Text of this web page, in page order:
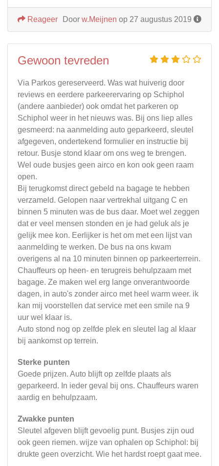
Door w.Meijnen op 27 augustus 2019
Reageer
Gewoon tevreden
Via Parkos gereserveerd. Was wat huiverig door
reviews en eerdere parkeerervaring op Schiphol
(andere aanbieder) ook omdat het parkeren op
Schiphol weer in het nieuws was. Bij ons liep alles
gesmeerd: na aanmelding auto geparkeerd, sleutel
afgegeven, ondertekend formulier en instructie bij
retour. Busje stond klaar om ons weg te brengen.
Wel oude busjes geen airco en kon ook geen raam
open.
Bij terugkomst direct gebeld na bagage te hebben
verzameld. Gelopen naar vertrekhal uitgang C en
binnen 5 minuten was de bus daar. Moet wel zeggen
dat er veel mensen stonden en je had geluk als je
gelijk mee kon. Eerlijker is het om met een lijst van
aanmelding te werken. De bus na ons kwam
overigens al na 10 minuten binnen op parkeerterrein.
Chauffeurs op heen- en terugreis behulpzaam met
bagage. Ze maken wel erg lange onverantwoorde
dagen, in auto's zonder airco met heel warm weer. ik
kan mij voorstellen dat service met een smile na 9
uur wel klaar is.
Auto stond nog op zelfde plek en sleutel lag al klaar
bij aankomst op terrein.
Sterke punten
Goede prijzen. Auto blijft op zelfde plaats als
geparkeerd. In ieder geval bij ons. Chauffeurs waren
aardig en behulpzaam.
Zwakke punten
Sleutel afgeven blijft gevoelig punt. Busjes zijn oud
ook geen riemen. wijze van ophalen op Schiphol: bij
drukte geen overzicht. Wie het hardst roept gaat mee.